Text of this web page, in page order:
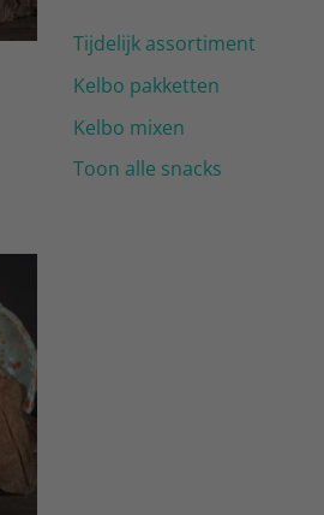
Tijdelijk assortiment
Kelbo pakketten
Kelbo mixen
Toon alle snacks